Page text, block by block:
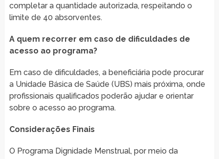
completar a quantidade autorizada, respeitando o
limite de 40 absorventes.
A quem recorrer em caso de dificuldades de
acesso ao programa?
Em caso de dificuldades, a beneficiária pode procurar
a Unidade Básica de Saúde (UBS) mais próxima, onde
profissionais qualificados poderão ajudar e orientar
sobre o acesso ao programa.
Considerações Finais
O Programa Dignidade Menstrual, por meio da